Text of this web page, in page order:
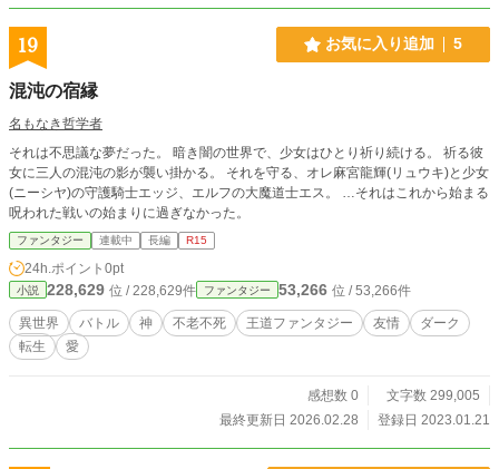
19 お気に入り追加 5
混沌の宿縁
名もなき哲学者
それは不思議な夢だった。 暗き闇の世界で、少女はひとり祈り続ける。 祈る彼
女に三人の混沌の影が襲い掛かる。 それを守る、オレ麻宮龍輝(リュウキ)と少女
(ニーシヤ)の守護騎士エッジ、エルフの大魔道士エス。 …それはこれから始まる
呪われた戦いの始まりに過ぎなかった。
ファンタジー 連載中 長編 R15
24h.ポイント 0pt
小説 228,629 位 / 228,629件 ファンタジー 53,266 位 / 53,266件
異世界 バトル 神 不老不死 王道ファンタジー 友情
ダーク
転生
愛
感想数 0
文字数 299,005
最終更新日 2026.02.28
登録日 2023.01.21